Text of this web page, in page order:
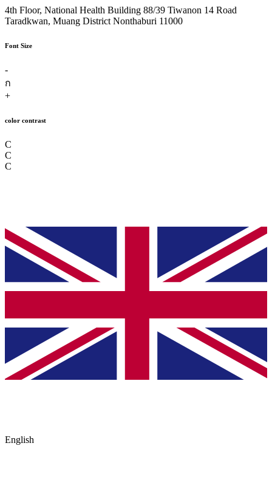
4th Floor, National Health Building 88/39 Tiwanon 14 Road
Taradkwan, Muang District Nonthaburi 11000
Font Size
-
ก
+
color contrast
C
C
C
English